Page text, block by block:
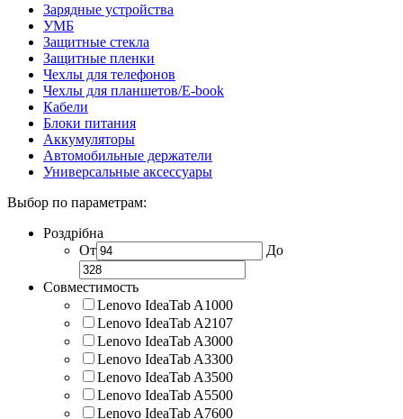
Зарядные устройства
УМБ
Защитные стекла
Защитные пленки
Чехлы для телефонов
Чехлы для планшетов/E-book
Кабели
Блоки питания
Аккумуляторы
Автомобильные держатели
Универсальные аксессуары
Выбор по параметрам:
Роздрібна
От
До
Совместимость
Lenovo IdeaTab A1000
Lenovo IdeaTab A2107
Lenovo IdeaTab A3000
Lenovo IdeaTab A3300
Lenovo IdeaTab A3500
Lenovo IdeaTab A5500
Lenovo IdeaTab A7600